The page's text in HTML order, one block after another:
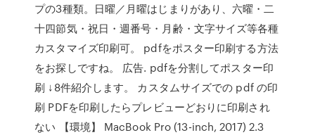
プの3種類。日曜／月曜はじまりがあり、六曜・二
十四節気・祝日・週番号・月齢・文字サイズ等各種
カスタマイズ印刷可。 pdfをポスター印刷する方法
をお探しですね。 広告. pdfを分割してポスター印
刷 ↓8件紹介します。 カスタムサイズでの pdf の印
刷 PDFを印刷したらプレビューどおりに印刷され
ない 【環境】 MacBook Pro (13-inch, 2017) 2.3